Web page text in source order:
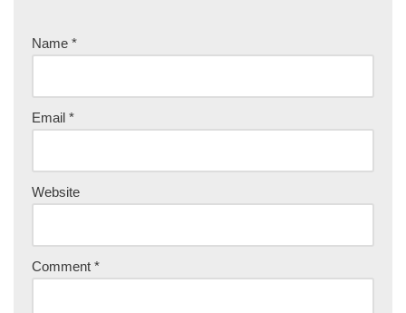
Name *
Email *
Website
Comment *